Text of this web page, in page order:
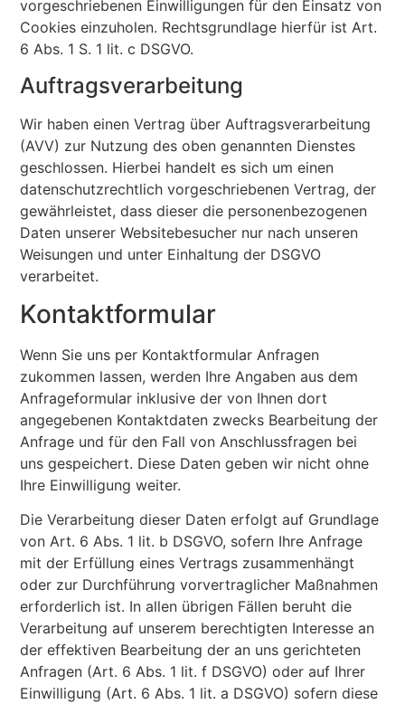
vorgeschriebenen Einwilligungen für den Einsatz von
Cookies einzuholen. Rechtsgrundlage hierfür ist Art.
6 Abs. 1 S. 1 lit. c DSGVO.
Auftragsverarbeitung
Wir haben einen Vertrag über Auftragsverarbeitung
(AVV) zur Nutzung des oben genannten Dienstes
geschlossen. Hierbei handelt es sich um einen
datenschutzrechtlich vorgeschriebenen Vertrag, der
gewährleistet, dass dieser die personenbezogenen
Daten unserer Websitebesucher nur nach unseren
Weisungen und unter Einhaltung der DSGVO
verarbeitet.
Kontaktformular
Wenn Sie uns per Kontaktformular Anfragen
zukommen lassen, werden Ihre Angaben aus dem
Anfrageformular inklusive der von Ihnen dort
angegebenen Kontaktdaten zwecks Bearbeitung der
Anfrage und für den Fall von Anschlussfragen bei
uns gespeichert. Diese Daten geben wir nicht ohne
Ihre Einwilligung weiter.
Die Verarbeitung dieser Daten erfolgt auf Grundlage
von Art. 6 Abs. 1 lit. b DSGVO, sofern Ihre Anfrage
mit der Erfüllung eines Vertrags zusammenhängt
oder zur Durchführung vorvertraglicher Maßnahmen
erforderlich ist. In allen übrigen Fällen beruht die
Verarbeitung auf unserem berechtigten Interesse an
der effektiven Bearbeitung der an uns gerichteten
Anfragen (Art. 6 Abs. 1 lit. f DSGVO) oder auf Ihrer
Einwilligung (Art. 6 Abs. 1 lit. a DSGVO) sofern diese